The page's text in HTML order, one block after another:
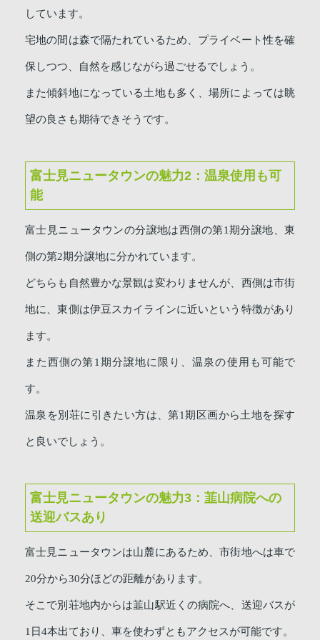
しています。
宅地の間は森で隔たれているため、プライベート性を確
保しつつ、自然を感じながら過ごせるでしょう。
また傾斜地になっている土地も多く、場所によっては眺
望の良さも期待できそうです。
富士見ニュータウンの魅力2：温泉使用も可
能
富士見ニュータウンの分譲地は西側の第1期分譲地、東
側の第2期分譲地に分かれています。
どちらも自然豊かな景観は変わりませんが、西側は市街
地に、東側は伊豆スカイラインに近いという特徴があり
ます。
また西側の第1期分譲地に限り、温泉の使用も可能で
す。
温泉を別荘に引きたい方は、第1期区画から土地を探す
と良いでしょう。
富士見ニュータウンの魅力3：韮山病院への
送迎バスあり
富士見ニュータウンは山麓にあるため、市街地へは車で
20分から30分ほどの距離があります。
そこで別荘地内からは韮山駅近くの病院へ、送迎バスが
1日4本出ており、車を使わずともアクセスが可能です。